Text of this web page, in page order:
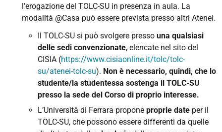
l’erogazione del TOLC-SU in presenza in aula. La
modalità @Casa può essere prevista presso altri Atenei.
Il TOLC-SU si può svolgere presso una qualsiasi
delle sedi convenzionate, elencate nel sito del
CISIA (https://www.cisiaonline.it/tolc/tolc-
su/atenei-tolc-su). Non è necessario, quindi, che lo
studente/la studentessa sostenga il TOLC-SU
presso la sede del Corso di proprio interesse.
L’Università di Ferrara propone proprie date per il
TOLC-SU, che possono essere differenti da quelle